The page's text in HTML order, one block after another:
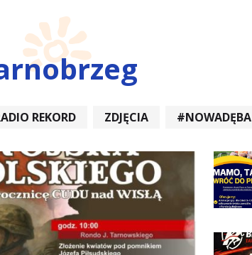
REKORD ZDJĘCIA #NOWADĘBA